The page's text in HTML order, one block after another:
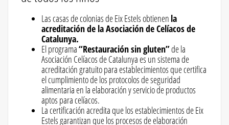
Las casas de colonias de Eix Estels obtienen la
acreditación de la Asociación de Celíacos de
Catalunya.
El programa“Restauración sin gluten”de la
Asociación Celíacos de Catalunya es un sistema de
acreditación gratuito para establecimientos que certifica
el cumplimiento de los protocolos de seguridad
alimentaria en la elaboración y servicio de productos
aptos para celíacos.
La certificación acredita que los establecimientos de Eix
Estels garantizan que los procesos de elaboración